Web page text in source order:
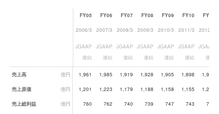
業績データ一覧
FY05 FY06 FY07 FY08 FY09 FY10 FY11
2006/3 2007/3 2008/3 2009/3 2010/3 2011/3 2012/3
JGAAP
連結
JGAAP
連結
JGAAP
連結
JGAAP
連結
JGAAP
連結
JGAAP
連結
JGAAP
連結
売上高 億円 1,961 1,985 1,919 1,928 1,905 1,898 1,987
売上原価 億円 1,201 1,223 1,179 1,188 1,158 1,155 1,215
売上総利益 億円 760 762 740 739 747 743 772